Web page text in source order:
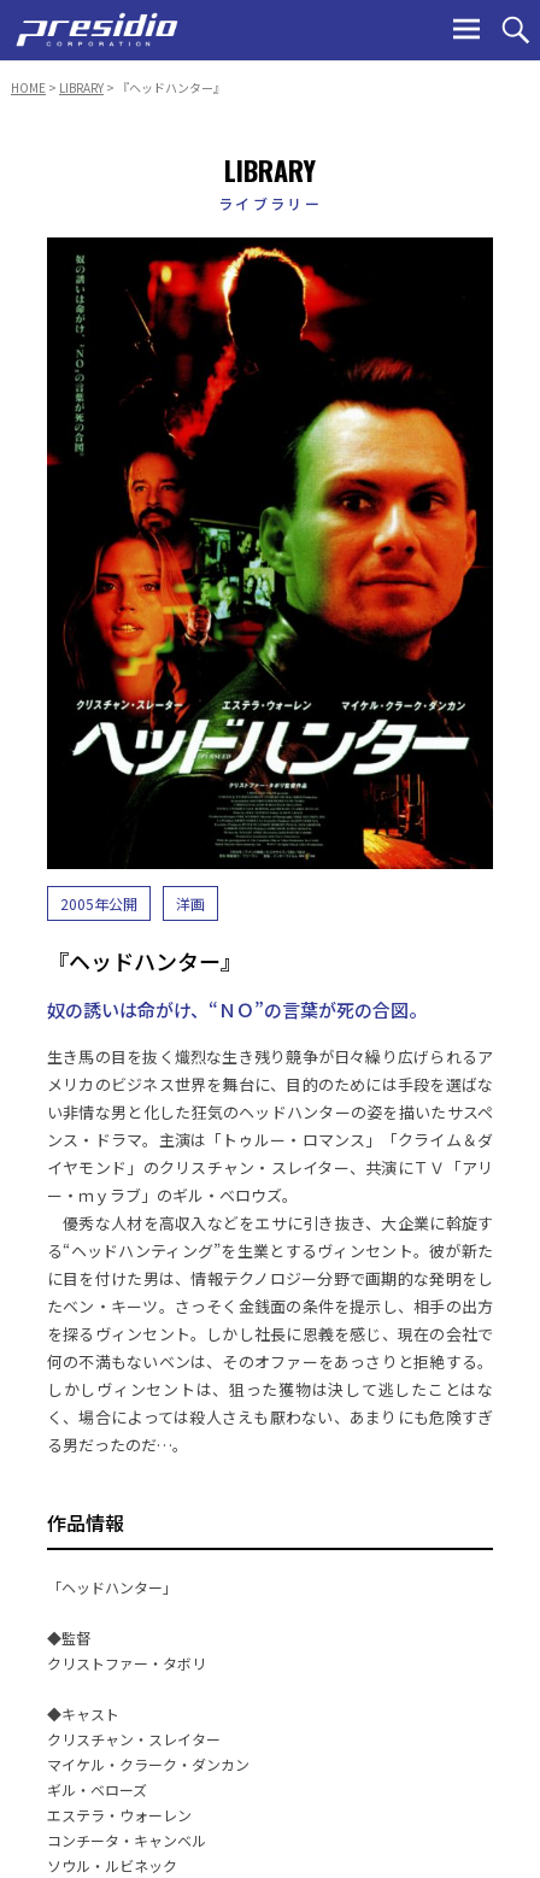
to
HOME> LIBRARY> 『ヘッドハンター』
LIBRARY
ライブラリー
2005年公開 洋画
『ヘッドハンター』
奴の誘いは命がけ、“ＮＯ”の言葉が死の合図。
生き馬の目を抜く熾烈な生き残り競争が日々繰り広げられるア
メリカのビジネス世界を舞台に、目的のためには手段を選ばな
い非情な男と化した狂気のヘッドハンターの姿を描いたサスペ
ンス・ドラマ。主演は「トゥルー・ロマンス」「クライム＆ダ
イヤモンド」のクリスチャン・スレイター、共演にＴＶ「アリ
ー・ｍｙラブ」のギル・ベロウズ。
優秀な人材を高収入などをエサに引き抜き、大企業に斡旋す
る“ヘッドハンティング”を生業とするヴィンセント。彼が新た
に目を付けた男は、情報テクノロジー分野で画期的な発明をし
たベン・キーツ。さっそく金銭面の条件を提示し、相手の出方
を探るヴィンセント。しかし社長に恩義を感じ、現在の会社で
何の不満もないベンは、そのオファーをあっさりと拒絶する。
しかしヴィンセントは、狙った獲物は決して逃したことはな
く、場合によっては殺人さえも厭わない、あまりにも危険すぎ
る男だったのだ…。
作品情報
「ヘッドハンター」
◆監督
クリストファー・タボリ
◆キャスト
クリスチャン・スレイター
マイケル・クラーク・ダンカン
ギル・ベローズ
エステラ・ウォーレン
コンチータ・キャンベル
ソウル・ルビネック